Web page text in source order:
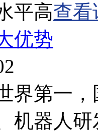
平高查看
优势
界第一
机器人